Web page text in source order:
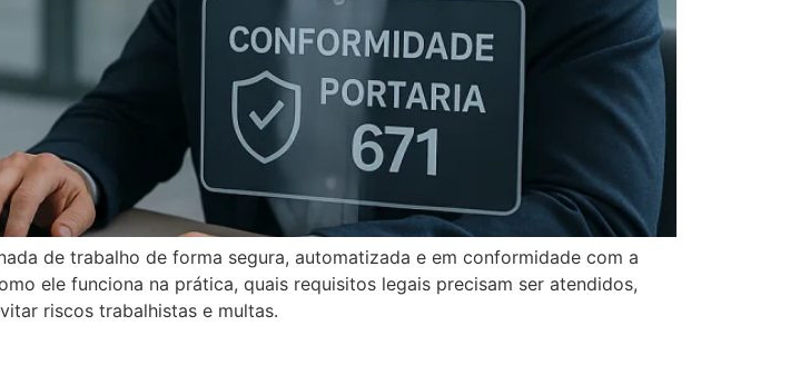
de trabalho de forma segura, automatizada e em conformidade com a
ele funciona na prática, quais requisitos legais precisam ser atendidos,
riscos trabalhistas e multas.